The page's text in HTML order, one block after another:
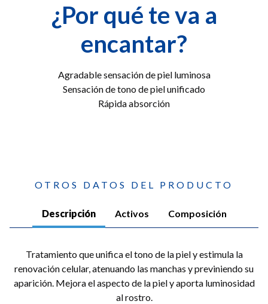
¿Por qué te va a
encantar?
Agradable sensación de piel luminosa
Sensación de tono de piel unificado
Rápida absorción
OTROS DATOS DEL PRODUCTO
Descripción Activos Composición
Tratamiento que unifica el tono de la piel y estimula la
renovación celular, atenuando las manchas y previniendo su
aparición. Mejora el aspecto de la piel y aporta luminosidad
al rostro.